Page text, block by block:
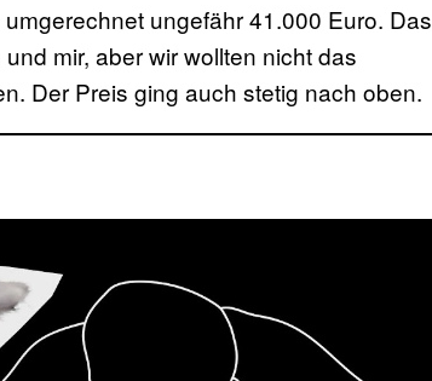
ungefähr 41.000 Euro. Das
mir, aber wir wollten nicht das
Der Preis ging auch stetig nach oben.